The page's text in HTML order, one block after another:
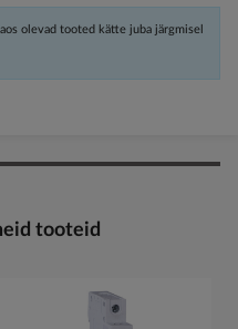
olevad tooted kätte juba järgmisel
tooteid